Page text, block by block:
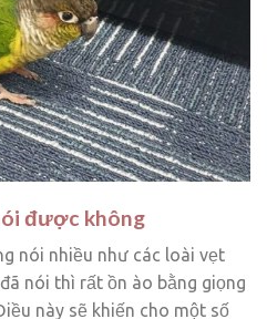
được không
nói nhiều như các loài vẹt
nói thì rất ồn ào bằng giọng
này sẽ khiến cho một số